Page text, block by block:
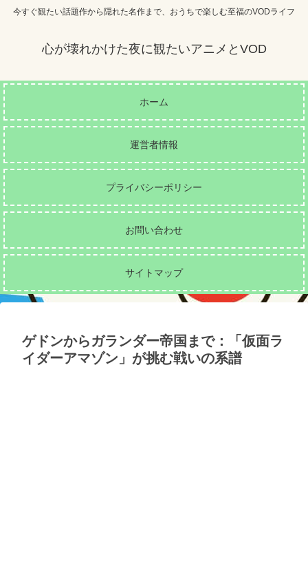
今すぐ観たい話題作から隠れた名作まで、おうちで楽しむ至福のVODライフ
心が壊れかけた夜に観たいアニメとVOD
ホーム
運営者情報
プライバシーポリシー
お問い合わせ
サイトマップ
ゲドンからガランダー帝国まで：「仮面ラ
イダーアマゾン」が挑む戦いの系譜